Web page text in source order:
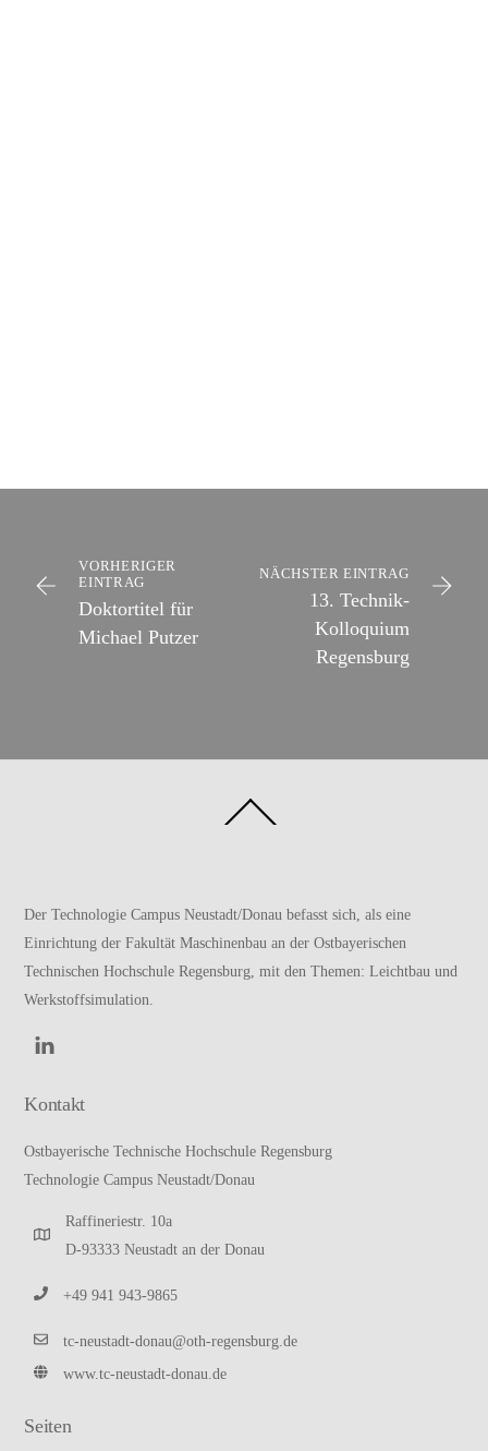
VORHERIGER
EINTRAG
Doktortitel für
Michael Putzer
NÄCHSTER EINTRAG
13. Technik-
Kolloquium
Regensburg
To
Der Technologie Campus Neustadt/Donau befasst sich, als eine
Einrichtung derFakultät Maschinenbau an derOstbayerischen
Technischen Hochschule Regensburg, mit den Themen: Leichtbau und
Werkstoffsimulation.
Kontakt
Ostbayerische Technische Hochschule Regensburg
Technologie Campus Neustadt/Donau
Raffineriestr. 10a
D-93333 Neustadt an der Donau
+49 941 943-9865
tc-neustadt-donau@oth-regensburg.de
www.tc-neustadt-donau.de
Seiten